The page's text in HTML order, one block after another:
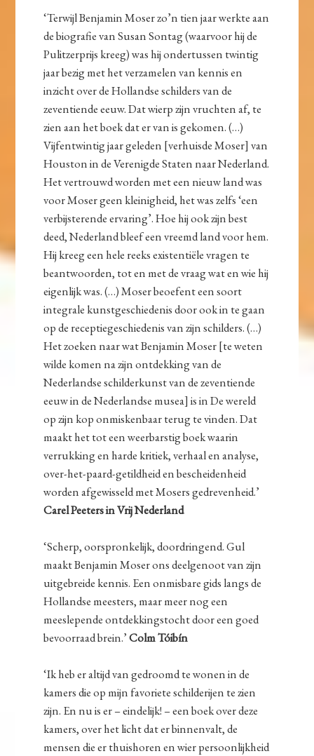
‘Terwijl Benjamin Moser zo’n tien jaar werkte aan
de biografie van Susan Sontag (waarvoor hij de
Pulitzerprijs kreeg) was hij ondertussen twintig
jaar bezig met het verzamelen van kennis en
inzicht over de Hollandse schilders van de
zeventiende eeuw. Dat wierp zijn vruchten af, te
zien aan het boek dat er van is gekomen. (…)
Vijfentwintig jaar geleden [verhuisde Moser] van
Houston in de Verenigde Staten naar Nederland.
Het vertrouwd worden met een nieuw land was
voor Moser geen kleinigheid, het was zelfs ‘een
verbijsterende ervaring’. Hoe hij ook zijn best
deed, Nederland bleef een vreemd land voor hem.
Hij kreeg een hele reeks existentiële vragen te
beantwoorden, tot en met de vraag wat en wie hij
eigenlijk was. (…) Moser beoefent een soort
integrale kunstgeschiedenis door ook in te gaan
op de receptiegeschiedenis van zijn schilders. (…)
Het zoeken naar wat Benjamin Moser [te weten
wilde komen na zijn ontdekking van de
Nederlandse schilderkunst van de zeventiende
eeuw in de Nederlandse musea] is in De wereld
op zijn kop onmiskenbaar terug te vinden. Dat
maakt het tot een weerbarstig boek waarin
verrukking en harde kritiek, verhaal en analyse,
over-het-paard-getildheid en bescheidenheid
worden afgewisseld met Mosers gedrevenheid.’
Carel Peeters in Vrij Nederland
‘Scherp, oorspronkelijk, doordringend. Gul
maakt Benjamin Moser ons deelgenoot van zijn
uitgebreide kennis. Een onmisbare gids langs de
Hollandse meesters, maar meer nog een
meeslepende ontdekkingstocht door een goed
bevoorraad brein.’Colm Tóibín
‘Ik heb er altijd van gedroomd te wonen in de
kamers die op mijn favoriete schilderijen te zien
zijn. En nu is er – eindelijk! – een boek over deze
kamers, over het licht dat er binnenvalt, de
mensen die er thuishoren en wier persoonlijkheid